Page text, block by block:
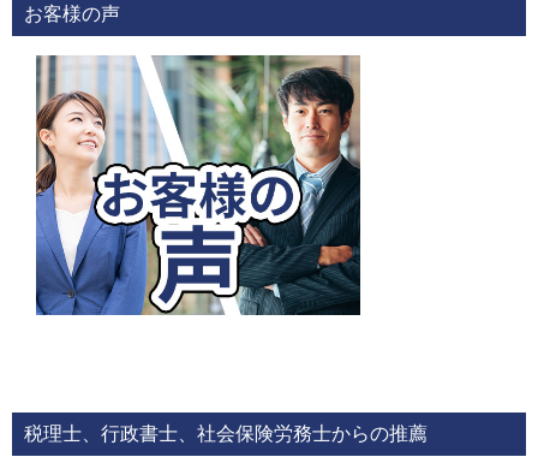
お客様の声
税理士、行政書士、社会保険労務士からの推薦